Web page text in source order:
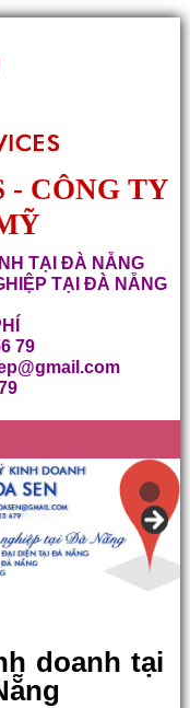
- CÔNG TY
TẠI ĐÀ NẴNG
TẠI ĐÀ NẴNG
79
doanh tại